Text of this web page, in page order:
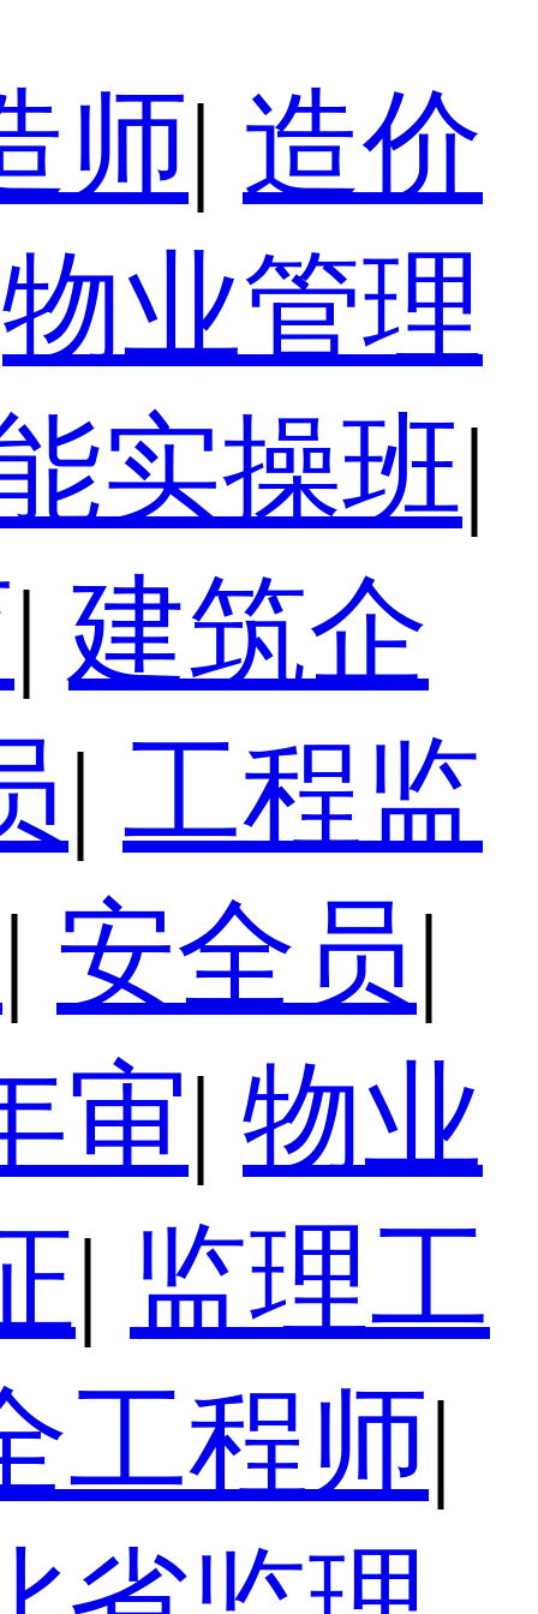
师| 造价
物业管理
实操班|
| 建筑企
| 工程监
| 安全员|
审| 物业
| 监理工
工程师|